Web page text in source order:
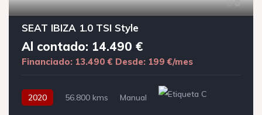
8
SEAT IBIZA 1.0 TSI Style
Al contado: 14.490 €
Financiado: 13.490 € Desde: 199 €/mes
2020 56.800 kms Manual